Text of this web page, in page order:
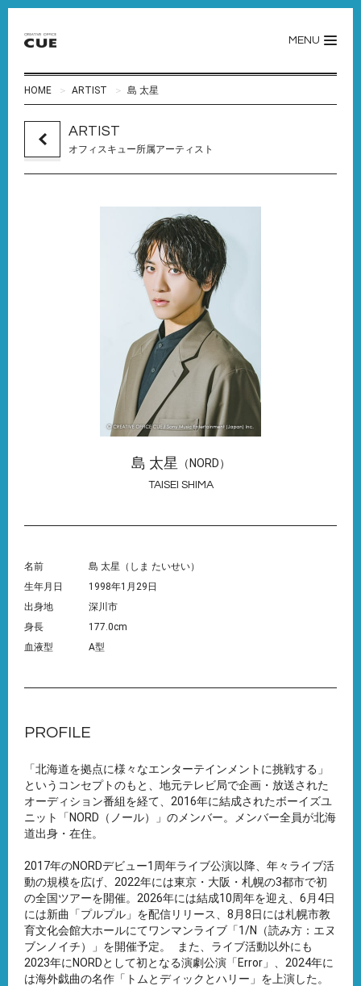
MENU
HOME ARTIST 島 太星
ARTIST
オフィスキュー所属アーティスト
島 太星 （NORD）
TAISEI SHIMA
名前
島 太星（しま たいせい）
生年月日
1998年1月29日
出身地
深川市
身長
177.0cm
血液型
A型
PROFILE
「北海道を拠点に様々なエンターテインメントに挑戦する」
というコンセプトのもと、地元テレビ局で企画・放送された
オーディション番組を経て、2016年に結成されたボーイズユ
ニット「NORD（ノール）」のメンバー。メンバー全員が北海
道出身・在住。
2017年のNORDデビュー1周年ライブ公演以降、年々ライブ活
動の規模を広げ、2022年には東京・大阪・札幌の3都市で初
の全国ツアーを開催。2026年には結成10周年を迎え、6月4日
には新曲「プルプル」を配信リリース、8月8日には札幌市教
育文化会館大ホールにてワンマンライブ「1/N（読み方：エヌ
ブンノイチ）」を開催予定。 また、ライブ活動以外にも
2023年にNORDとして初となる演劇公演「Error」、2024年に
は海外戯曲の名作「トムとディックとハリー」を上演した。